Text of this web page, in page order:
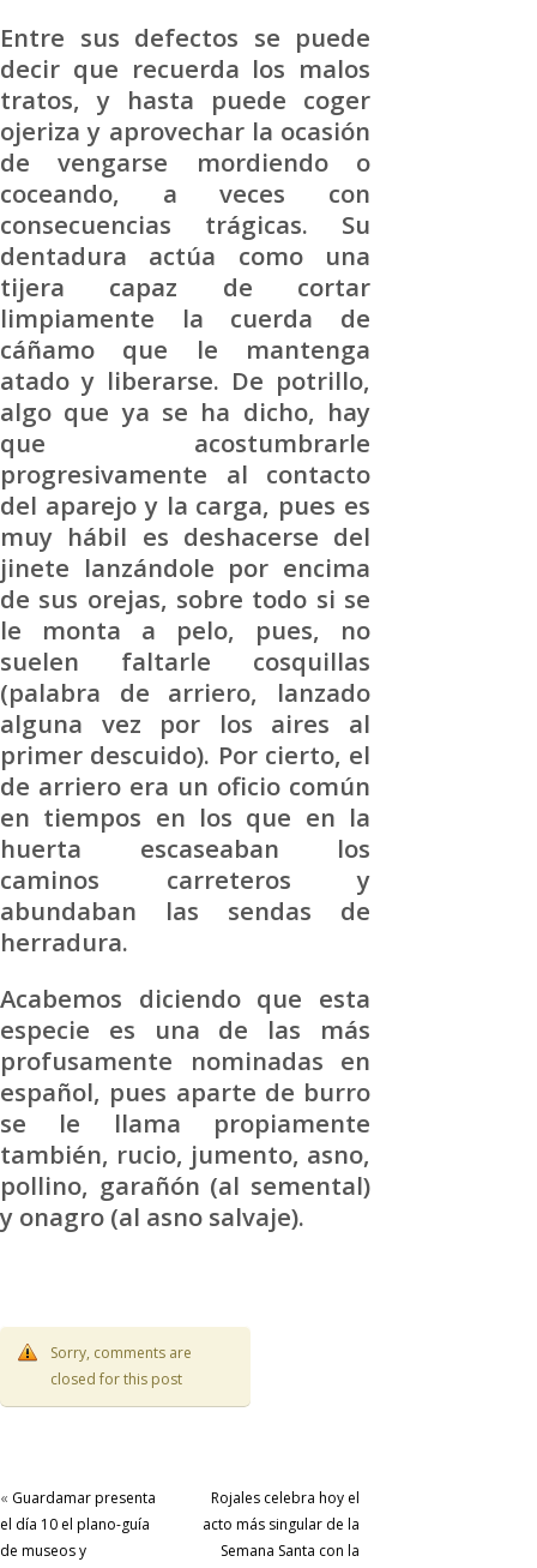
Entre sus defectos se puede
decir que recuerda los malos
tratos, y hasta puede coger
ojeriza y aprovechar la ocasión
de vengarse mordiendo o
coceando, a veces con
consecuencias trágicas. Su
dentadura actúa como una
tijera capaz de cortar
limpiamente la cuerda de
cáñamo que le mantenga
atado y liberarse. De potrillo,
algo que ya se ha dicho, hay
que acostumbrarle
progresivamente al contacto
del aparejo y la carga, pues es
muy hábil es deshacerse del
jinete lanzándole por encima
de sus orejas, sobre todo si se
le monta a pelo, pues, no
suelen faltarle cosquillas
(palabra de arriero, lanzado
alguna vez por los aires al
primer descuido). Por cierto, el
de arriero era un oficio común
en tiempos en los que en la
huerta escaseaban los
caminos carreteros y
abundaban las sendas de
herradura.
Acabemos diciendo que esta
especie es una de las más
profusamente nominadas en
español, pues aparte de burro
se le llama propiamente
también, rucio, jumento, asno,
pollino, garañón (al semental)
y onagro (al asno salvaje).
Sorry, comments are
closed for this post
« Guardamar presenta
el día 10 el plano-guía
de museos y
Rojales celebra hoy el
acto más singular de la
Semana Santa con la